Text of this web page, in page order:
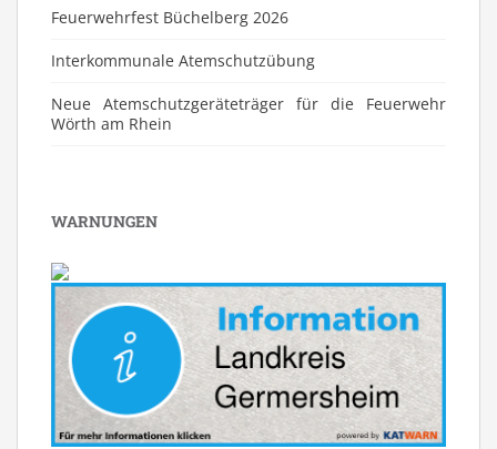
Feuerwehrfest Büchelberg 2026
⁠Interkommunale Atemschutzübung
Neue Atemschutzgeräteträger für die Feuerwehr
Wörth am Rhein
WARNUNGEN